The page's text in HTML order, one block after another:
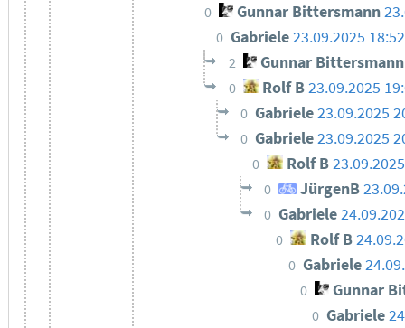
0 Gunnar Bittersmann
0 Gabriele23.09.2025 18:52
2 Gunnar Bittersmann
0 Rolf B23.09.2025
0 Gabriele23.09.2025
0 Gabriele23.09.2025
0 Rolf B
0 JürgenB
0 Gabriele
0 Rolf B
0 Gabriele
0 Gunnar
0 Gabriele